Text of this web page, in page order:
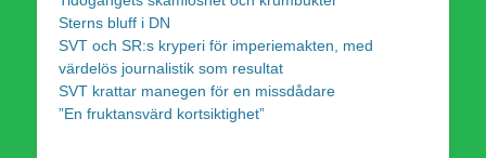
Sterns bluff i DN
SVT och SR:s kryperi för imperiemakten, med
värdelös journalistik som resultat
SVT krattar manegen för en missdådare
”En fruktansvärd kortsiktighet”